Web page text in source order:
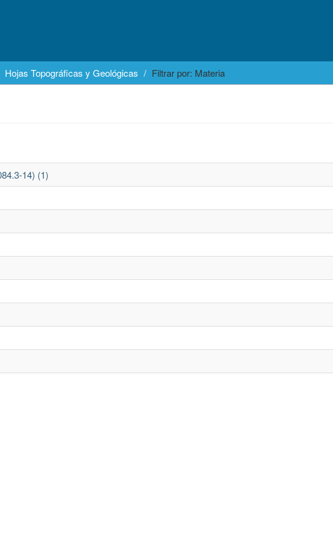
Hojas Topográficas y Geológicas Filtrar por: Materia
14) (1)